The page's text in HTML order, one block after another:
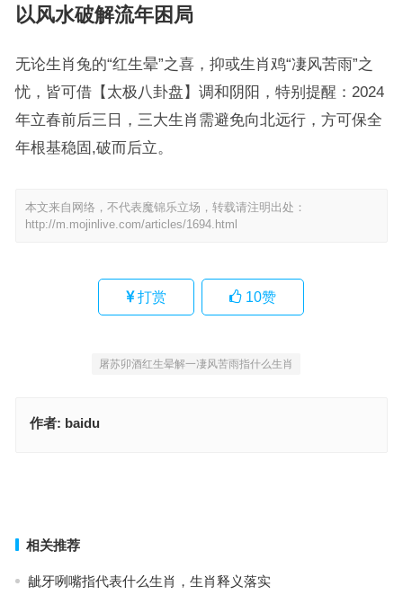
以风水破解流年困局
无论生肖兔的“红生晕”之喜，抑或生肖鸡“凄风苦雨”之
忧，皆可借【太极八卦盘】调和阴阳，特别提醒：2024
年立春前后三日，三大生肖需避免向北远行，方可保全
年根基稳固,破而后立。
本文来自网络，不代表魔锦乐立场，转载请注明出处：
http://m.mojinlive.com/articles/1694.html
打赏 10赞
屠苏卯酒红生晕解一凄风苦雨指什么生肖
作者: baidu
相关推荐
龇牙咧嘴指代表什么生肖，生肖释义落实